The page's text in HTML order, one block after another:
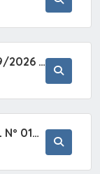
PREGÃO ELETRÔNICO Nº 019/2026 - CONTRATAÇÃO DE EMPRESA ESPECIALIZADA PARA A PRESTAÇÃO DE SERVIÇOS VETERINÁRIOS CLÍNICOS E CIRÚRGICOS, COM FOCO EM AÇÕES DE SAÚDE PÚBLICA, BEM-ESTAR ANIMAL E CONTROLE POPULACIONAL ÉTICO DE CÃES E GATOS, EM ATENDIMENTO À
CONCORRÊNCIA PRESENCIAL Nº 018/2026 - PAVIMENTAÇÃO ASFÁLTICA NO BAIRRO VOTUPOCA ? ESTRADA DA RAPOSA, NO MUNICÍPIO DE SETE BARRAS/SP